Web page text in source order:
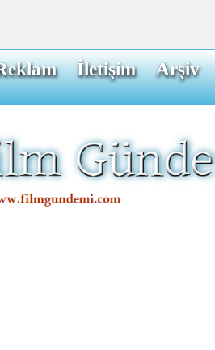
İletişim Arşiv